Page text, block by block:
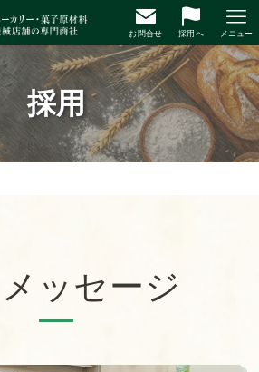
お問合せ 採用へ メニュー
採用
ッセージ